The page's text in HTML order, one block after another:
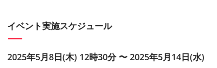
イベント実施スケジュール
2025年5月8日(木) 12時30分 〜 2025年5月14日(水)